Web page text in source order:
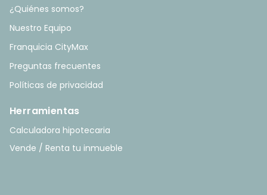
¿Quiénes somos?
Nuestro Equipo
Franquicia CityMax
Preguntas frecuentes
Políticas de privacidad
Herramientas
Calculadora hipotecaria
Vende / Renta tu inmueble